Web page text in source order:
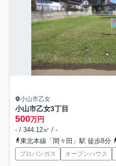
小山市乙女
小山市乙女3丁目
500万円
- / 344.12㎡ / -
東北本線「間々田」駅 徒歩8分
プロパンガス オープンハウス